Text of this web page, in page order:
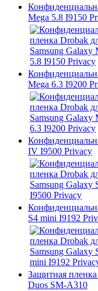
Mega 5.8 I9150
Mega 6.3 I9200
IV I9500 Privacy
S4 mini I9192
Защитная
Duos SM-A310